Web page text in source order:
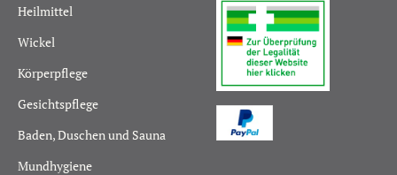
Heilmittel
Wickel
Körperpflege
Gesichtspflege
Baden, Duschen und Sauna
Mundhygiene